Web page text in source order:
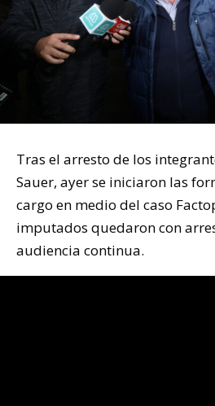
Tras el arresto de los
Sauer, ayer se iniciaron las
cargo en medio del caso
imputados quedaron con
audiencia continua.